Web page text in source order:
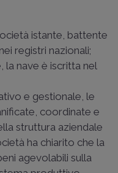
istante, battente
registri nazionali;
la nave è iscritta nel
e gestionale, le
coordinate e
struttura aziendale
ha chiarito che la
agevolabili sulla